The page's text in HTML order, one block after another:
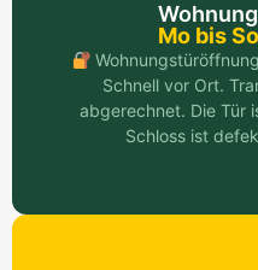
Mo bis
Schnell vor Ort.
abgerechnet. Die Tür
Schloss ist